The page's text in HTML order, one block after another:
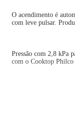
O acendimento é
com leve pulsar.
Pressão com 2,8 kPa
com o Cooktop